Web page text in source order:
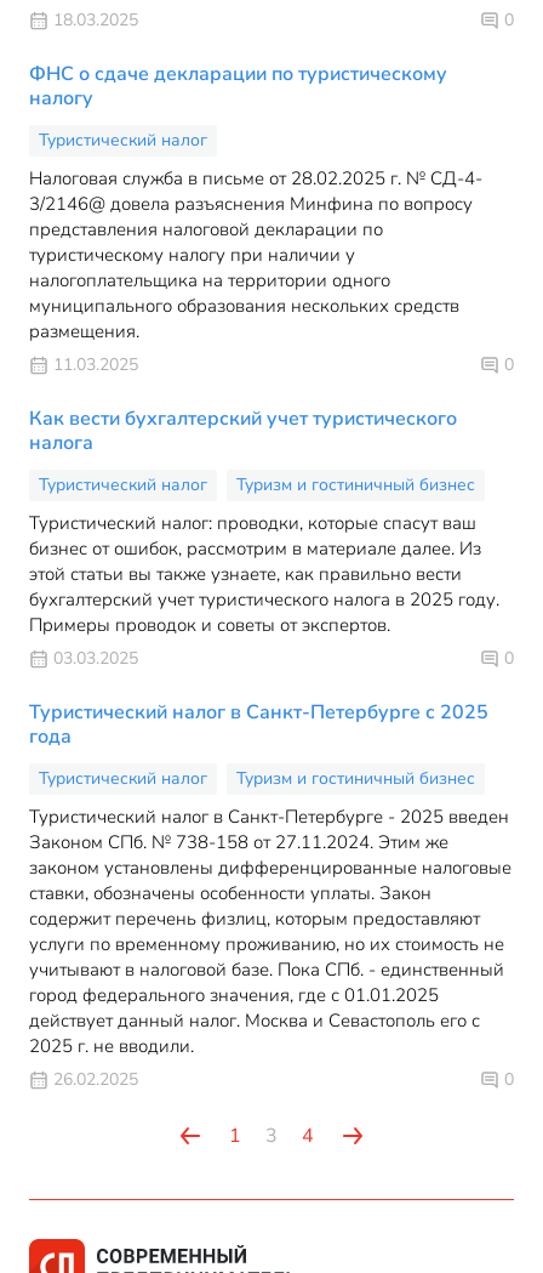
18.03.2025 0
ФНС о сдаче декларации по туристическому
налогу
Туристический налог
Налоговая служба в письме от 28.02.2025 г. № СД-4-
3/2146@ довела разъяснения Минфина по вопросу
представления налоговой декларации по
туристическому налогу при наличии у
налогоплательщика на территории одного
муниципального образования нескольких средств
размещения.
11.03.2025 0
Как вести бухгалтерский учет туристического
налога
Туристический налог Туризм и гостиничный бизнес
Туристический налог: проводки, которые спасут ваш
бизнес от ошибок, рассмотрим в материале далее. Из
этой статьи вы также узнаете, как правильно вести
бухгалтерский учет туристического налога в 2025 году.
Примеры проводок и советы от экспертов.
03.03.2025 0
Туристический налог в Санкт-Петербурге с 2025
года
Туристический налог Туризм и гостиничный бизнес
Туристический налог в Санкт-Петербурге - 2025 введен
Законом СПб. № 738-158 от 27.11.2024. Этим же
законом установлены дифференцированные налоговые
ставки, обозначены особенности уплаты. Закон
содержит перечень физлиц, которым предоставляют
услуги по временному проживанию, но их стоимость не
учитывают в налоговой базе. Пока СПб. - единственный
город федерального значения, где с 01.01.2025
действует данный налог. Москва и Севастополь его с
2025 г. не вводили.
26.02.2025 0
1 3 4